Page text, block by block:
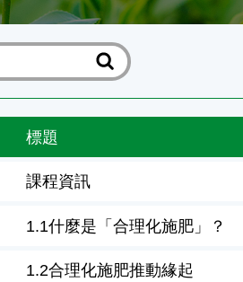
標題
課程資訊
1.1什麼是「合理化施肥」？
1.2合理化施肥推動緣起